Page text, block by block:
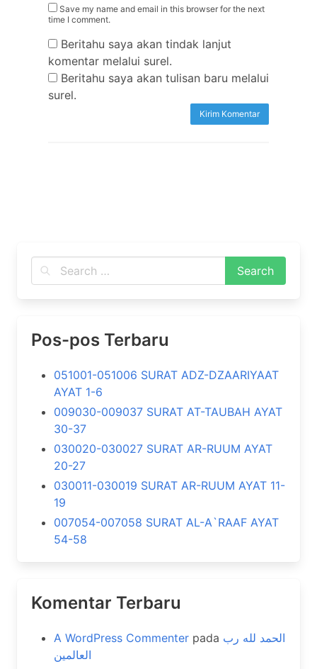
Save my name and email in this browser for the next
time I comment.
Beritahu saya akan tindak lanjut
komentar melalui surel.
Beritahu saya akan tulisan baru melalui
surel.
Pos-pos Terbaru
051001-051006 SURAT ADZ-DZAARIYAAT
AYAT 1-6
009030-009037 SURAT AT-TAUBAH AYAT
30-37
030020-030027 SURAT AR-RUUM AYAT
20-27
030011-030019 SURAT AR-RUUM AYAT 11-
19
007054-007058 SURAT AL-A`RAAF AYAT
54-58
Komentar Terbaru
A WordPress Commenter pada الحمد لله رب
العالمين